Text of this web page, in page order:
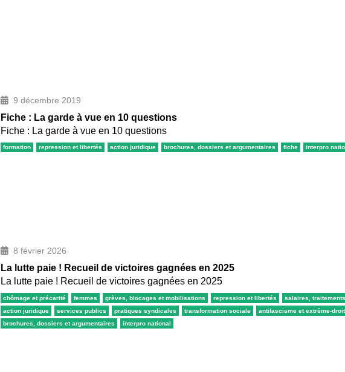
9 décembre 2019
Fiche : La garde à vue en 10 questions
Fiche : La garde à vue en 10 questions
formation repression et libertés action juridique brochures, dossiers et argumentaires fiche interpro
8 février 2026
La lutte paie ! Recueil de victoires gagnées en 2025
La lutte paie ! Recueil de victoires gagnées en 2025
chômage et précarité femmes grèves, blocages et mobilisations repression et libertés salaires,
action juridique
services publics pratiques syndicales transformation sociale antifascisme et extrême-
brochures, dossiers et argumentaires
interpro national